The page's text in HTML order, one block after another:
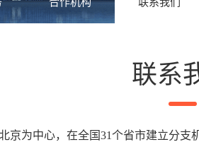
联系
京为中心，在全国31个省市建立分支